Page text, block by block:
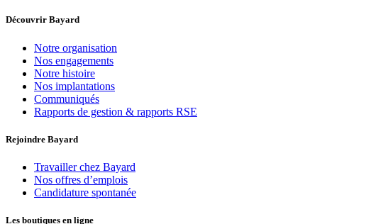
Découvrir Bayard
Notre organisation
Nos engagements
Notre histoire
Nos implantations
Communiqués
Rapports de gestion & rapports RSE
Rejoindre Bayard
Travailler chez Bayard
Nos offres d’emplois
Candidature spontanée
Les boutiques en ligne